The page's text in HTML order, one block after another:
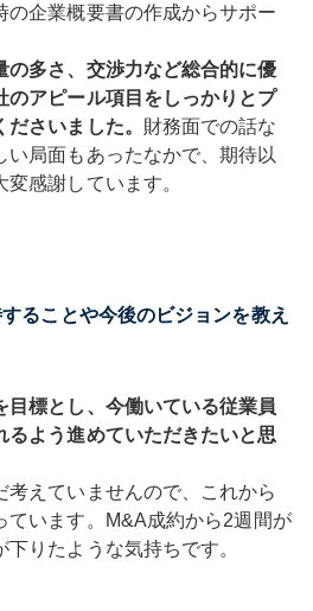
の企業概要書の作成からサポー
の多さ、交渉力など総合的に優
のアピール項目をしっかりとプ
さいました。 財務面での話な
い局面もあったなかで、期待以
変感謝しています。
ることや今後のビジョンを教え
目標とし、今働いている従業員
るよう進めていただきたいと思
考えていませんので、これから
ています。M&A成約から2週間が
りたような気持ちです。